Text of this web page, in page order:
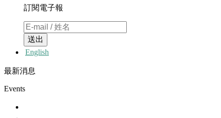
訂閱電子報
送出
English
最新消息
Events